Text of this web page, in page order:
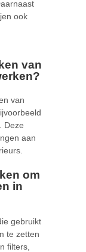
ook
van
van
Deze
aan
om
in
gebruikt
te zetten
filters,